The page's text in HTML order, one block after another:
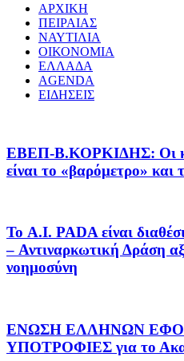
ΑΡΧΙΚΗ
ΠΕΙΡΑΙΑΣ
ΝΑΥΤΙΛΙΑ
ΟΙΚΟΝΟΜΙΑ
ΕΛΛΑΔΑ
AGENDA
ΕΙΔΗΣΕΙΣ
EΒΕΠ-Β.ΚΟΡΚΙΔΗΣ: Οι
είναι το «βαρόμετρο» και
Το A.I. PADA είναι
– Αντιναρκωτική Δράση
νοημοσύνη
ΕΝΩΣΗ ΕΛΛΗΝΩΝ
ΥΠΟΤΡΟΦΙΕΣ για το